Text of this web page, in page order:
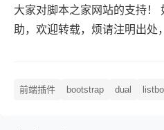
大家对脚本之家网站的支持！
助，欢迎转载，烦请注明出处
前端插件 bootstrap dual